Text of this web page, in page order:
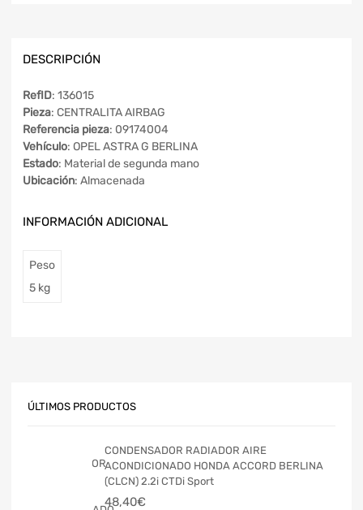
DESCRIPCIÓN
RefID: 136015
Pieza: CENTRALITA AIRBAG
Referencia pieza: 09174004
Vehículo: OPEL ASTRA G BERLINA
Estado: Material de segunda mano
Ubicación: Almacenada
INFORMACIÓN ADICIONAL
Peso
5 kg
ÚLTIMOS PRODUCTOS
CONDENSADOR RADIADOR AIRE
ACONDICIONADO HONDA ACCORD BERLINA
(CLCN) 2.2i CTDi Sport
48,40€